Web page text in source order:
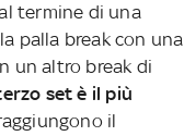
termine di una
palla break con una
un altro break di
set è il più
il